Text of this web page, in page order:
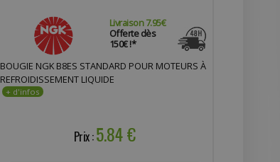
Livraison 7.95€
Offerte dès
150€ !*
BOUGIE NGK B8ES STANDARD POUR MOTEURS À
REFROIDISSEMENT LIQUIDE
Prix :5.84 €